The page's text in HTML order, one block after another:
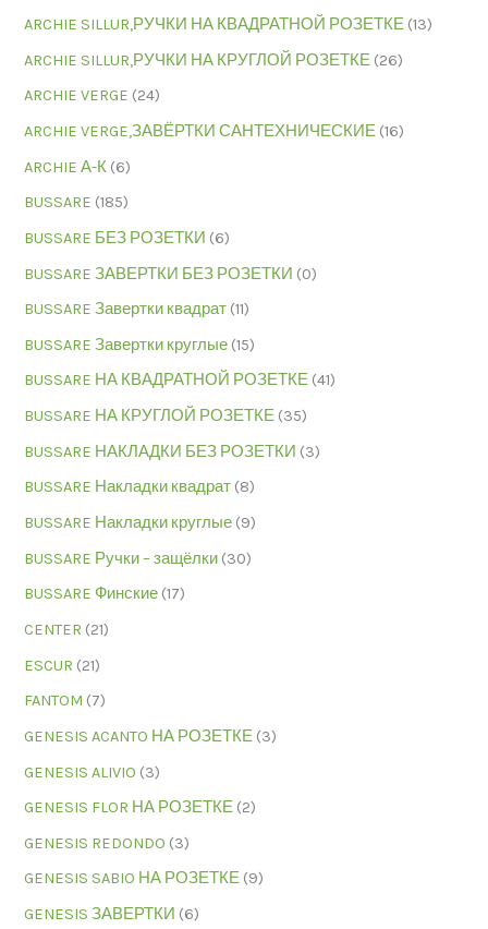
ARCHIE SILLUR,РУЧКИ НА КВАДРАТНОЙ РОЗЕТКЕ (13)
ARCHIE SILLUR,РУЧКИ НА КРУГЛОЙ РОЗЕТКЕ (26)
ARCHIE VERGE (24)
ARCHIE VERGE,ЗАВЁРТКИ САНТЕХНИЧЕСКИЕ (16)
ARCHIE А-К (6)
BUSSARE (185)
BUSSARE БЕЗ РОЗЕТКИ (6)
BUSSARE ЗАВЕРТКИ БЕЗ РОЗЕТКИ (0)
BUSSARE Завертки квадрат (11)
BUSSARE Завертки круглые (15)
BUSSARE НА КВАДРАТНОЙ РОЗЕТКЕ (41)
BUSSARE НА КРУГЛОЙ РОЗЕТКЕ (35)
BUSSARE НАКЛАДКИ БЕЗ РОЗЕТКИ (3)
BUSSARE Накладки квадрат (8)
BUSSARE Накладки круглые (9)
BUSSARE Ручки – защёлки (30)
BUSSARE Финские (17)
CENTER (21)
ESCUR (21)
FANTOM (7)
GENESIS ACANTO НА РОЗЕТКЕ (3)
GENESIS ALIVIO (3)
GENESIS FLOR НА РОЗЕТКЕ (2)
GENESIS REDONDO (3)
GENESIS SABIO НА РОЗЕТКЕ (9)
GENESIS ЗАВЕРТКИ (6)